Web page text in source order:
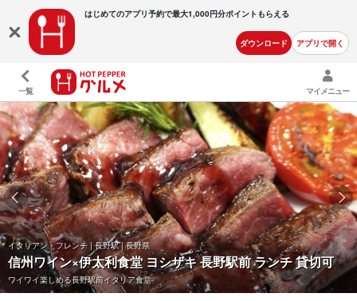
はじめてのアプリ予約で最大1,000円分ポイントもらえる
ダウンロード アプリで開く
一覧 マイメニュー
イタリアン・フレンチ | 長野駅 | 長野県
信州ワイン×伊太利食堂 ヨシザキ 長野駅前 ランチ 貸切可
ワイワイ楽しめる長野駅前イタリア食堂